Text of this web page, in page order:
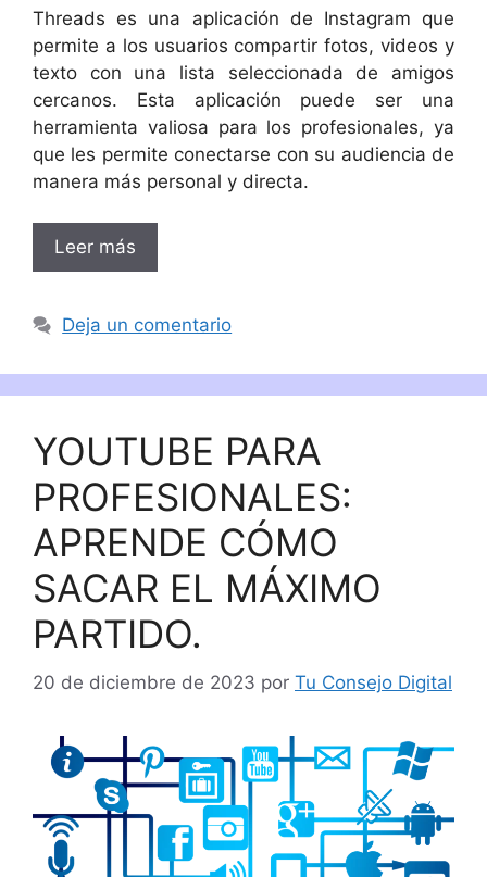
Threads es una aplicación de Instagram que
permite a los usuarios compartir fotos, videos y
texto con una lista seleccionada de amigos
cercanos. Esta aplicación puede ser una
herramienta valiosa para los profesionales, ya
que les permite conectarse con su audiencia de
manera más personal y directa.
Leer más
Deja un comentario
YOUTUBE PARA
PROFESIONALES:
APRENDE CÓMO
SACAR EL MÁXIMO
PARTIDO.
20 de diciembre de 2023 por Tu Consejo Digital